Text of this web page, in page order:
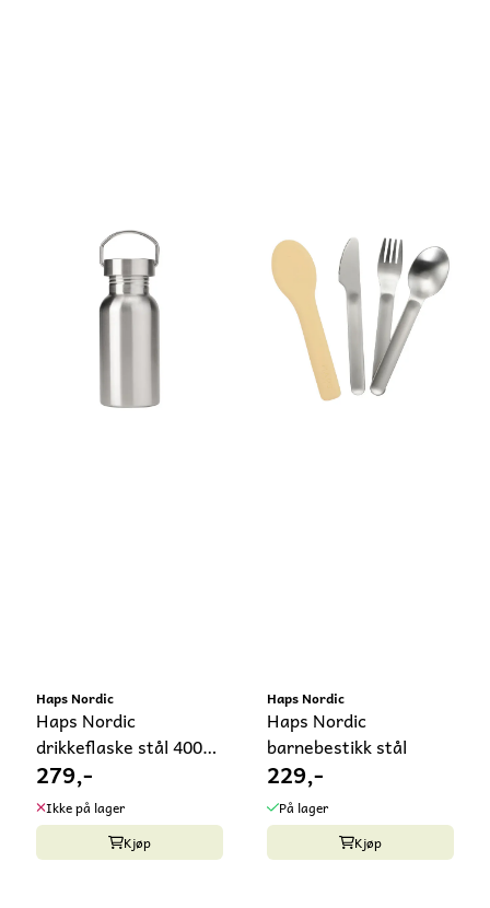
Haps Nordic
Haps Nordic
drikkeflaske stål 400
ml
279,-
Ikke på lager
Kjøp
Haps Nordic
Haps Nordic
barnebestikk stål
229,-
På lager
Kjøp